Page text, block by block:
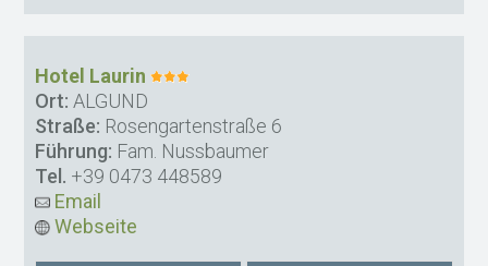
Hotel Laurin
Ort: ALGUND
Straße: Rosengartenstraße 6
Führung: Fam. Nussbaumer
Tel. +39 0473 448589
Email
Webseite